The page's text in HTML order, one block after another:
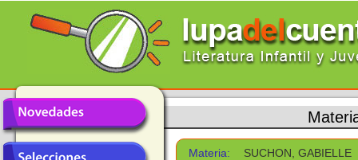
Materia: SUCHON, GABIELLE